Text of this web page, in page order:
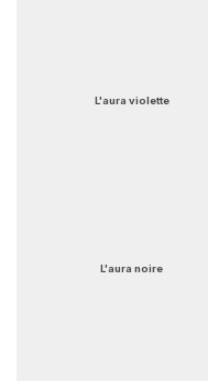
L'aura violette
L'aura noire